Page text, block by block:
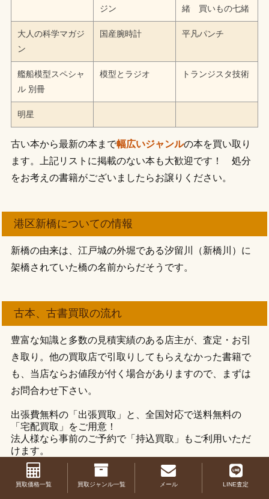
ジン
緒 買いもの七緒
大人の科学マガジ
ン
国産腕時計 平凡パンチ
艦船模型スペシャ
ル 別冊
模型とラジオ トランジスタ技術
明星
古い本から最新の本まで幅広いジャンルの本を買い取り
ます。上記リストに掲載のない本も大歓迎です！ 処分
をお考えの書籍がございましたらお譲りください。
港区新橋についての情報
新橋の由来は、江戸城の外堀である汐留川（新橋川）に
架橋されていた橋の名前からだそうです。
古本、古書買取の流れ
豊富な知識と多数の見積実績のある店主が、査定・お引
き取り。他の買取店で引取りしてもらえなかった書籍で
も、当店ならお値段が付く場合がありますので、まずは
お問合わせ下さい。
出張費無料の「出張買取」と、全国対応で送料無料の
「宅配買取」をご用意！
法人様なら事前のご予約で「持込買取」もご利用いただ
けます。
買取価格一覧 買取ジャンル一覧 メール LINE査定